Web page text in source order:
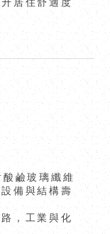
居住舒適度
鹼玻璃纖維
備與結構壽
，工業與化